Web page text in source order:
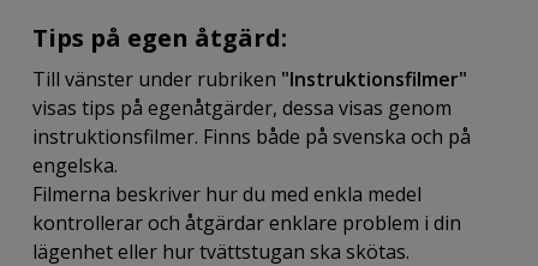
Tips på egen åtgärd:
Till vänster under rubriken "Instruktionsfilmer"
visas tips på egenåtgärder, dessa visas genom
instruktionsfilmer. Finns både på svenska och på
engelska.
Filmerna beskriver hur du med enkla medel
kontrollerar och åtgärdar enklare problem i din
lägenhet eller hur tvättstugan ska skötas.